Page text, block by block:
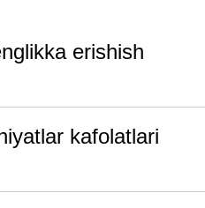
erishish
kafolatlari